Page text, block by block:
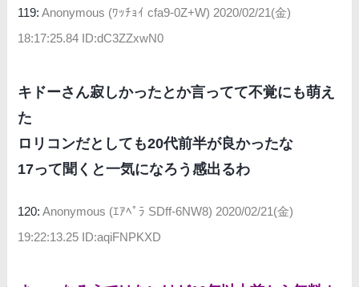
119:Anonymous (ﾜｯﾁｮｲ cfa9-0Z+W) 2020/02/21(金)
18:17:25.84 ID:dC3ZZxwN0
キドーさん寂しかったとか言ってて不覚にも萌え
た
ロリコンだとしても20代前半が良かったな
17って聞くと一気になろう感出るわ
120:Anonymous (ｴｱﾍﾟﾗ SDff-6NW8) 2020/02/21(金)
19:22:13.25 ID:aqiFNPKXD